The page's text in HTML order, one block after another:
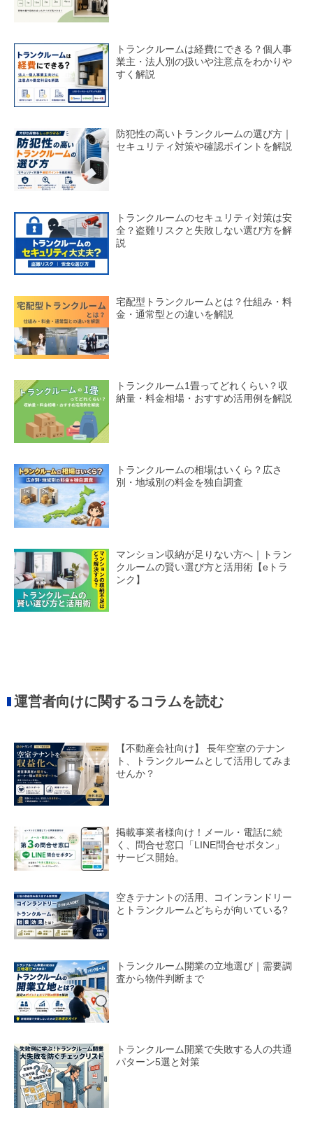
トランクルームは経費にできる？個人事
業主・法人別の扱いや注意点をわかりや
すく解説
防犯性の高いトランクルームの選び方｜
セキュリティ対策や確認ポイントを解説
トランクルームのセキュリティ対策は安
全？盗難リスクと失敗しない選び方を解
説
宅配型トランクルームとは？仕組み・料
金・通常型との違いを解説
トランクルーム1畳ってどれくらい？収
納量・料金相場・おすすめ活用例を解説
トランクルームの相場はいくら？広さ
別・地域別の料金を独自調査
マンション収納が足りない方へ｜トラン
クルームの賢い選び方と活用術【eトラ
ンク】
運営者向けに関するコラムを読む
【不動産会社向け】 長年空室のテナン
ト、トランクルームとして活用してみま
せんか？
掲載事業者様向け！メール・電話に続
く、問合せ窓口「LINE問合せボタン」
サービス開始。
空きテナントの活用、コインランドリー
とトランクルームどちらが向いている?
トランクルーム開業の立地選び｜需要調
査から物件判断まで
トランクルーム開業で失敗する人の共通
パターン5選と対策